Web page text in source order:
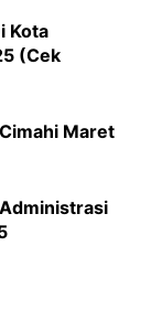
Kota
(Cek
Maret